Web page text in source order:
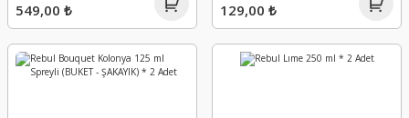
549,00 ₺ 129,00 ₺